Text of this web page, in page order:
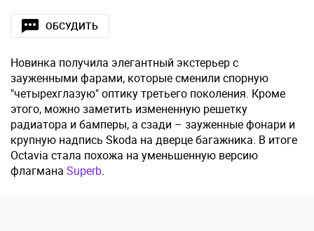
ОБСУДИТЬ
Новинка получила элегантный экстерьер с
зауженными фарами, которые сменили спорную
"четырехглазую" оптику третьего поколения. Кроме
этого, можно заметить измененную решетку
радиатора и бамперы, а сзади – зауженные фонари и
крупную надпись Skoda на дверце багажника. В итоге
Octavia стала похожа на уменьшенную версию
флагмана Superb.